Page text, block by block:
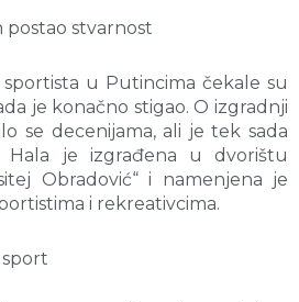
postao stvarnost
u Putincima čekale su
je konačno stigao. O izgradnji
se decenijama, ali je tek sada
Hala je izgrađena u dvorištu
Obradović“ i namenjena je
i rekreativcima.
sport